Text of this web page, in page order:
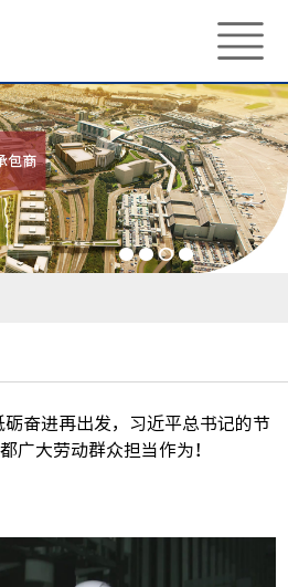
奋进再出发，习近平总书记的节
广大劳动群众担当作为！